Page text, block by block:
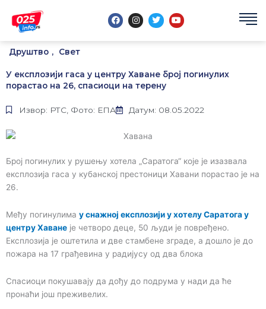
садржај
F
a
e
k
I
n
t
a
m
T
w
t
Y
o
t
Друштво , Свет
У експлозији гаса у центру Хаване број погинулих
порастао на 26, спасиоци на терену
Извор: РТС, Фото: ЕПА Датум: 08.05.2022
Број погинулих у рушењу хотела „Саратога“ које је изазвала
експлозија гаса у кубанској престоници Хавани порастао је на
26.
Међу погинулима у снажној експлозији у хотелу Саратога у
центру Хаване је четворо деце, 50 људи је повређено.
Експлозија је оштетила и две стамбене зграде, а дошло је до
пожара на 17 грађевина у радијусу од два блока
Спасиоци покушавају да дођу до подрума у нади да ће
пронаћи још преживелих.